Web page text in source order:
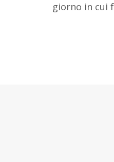
giorno in cui